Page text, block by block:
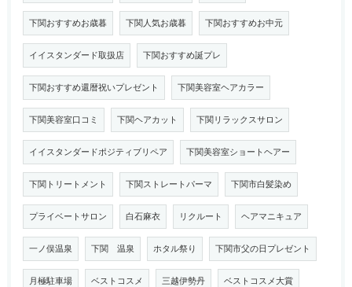
下関おすすめお歳暮 下関人気お歳暮 下関おすすめお中元
イイスタンダード取扱店 下関おすすめ誕プレ
下関おすすめ還暦祝いプレゼント 下関美容室ヘアカラー
下関美容室口コミ 下関ヘアカット 下関リラックスサロン
イイスタンダードポジティブリペア 下関美容室ショートヘアー
下関トリートメント 下関ストレートパーマ 下関市白髪染め
プライベートサロン 白石麻衣 リクルート ヘアマニキュア
一ノ俣温泉 下関 温泉 ホタル祭り 下関市父の日プレゼント
月極駐車場 ベストコスメ 三越伊勢丹 ベストコスメ大賞